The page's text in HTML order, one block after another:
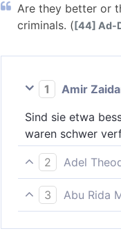
Are they better or
criminals. ([44] Ad-
1
Amir
Sind sie etwa
waren schwer
2
Adel
Sind sie etwa
denn sie waren
3
Abu Rida